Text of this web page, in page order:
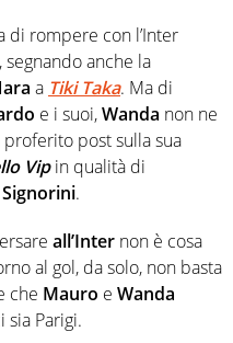
di rompere con l’Inter
segnando anche la
a Tiki Taka. Ma di
e i suoi,Wanda non ne
post sulla sua
Vipin qualità di
.
all’Inter non è cosa
al gol, da solo, non basta
che Mauro e Wanda
Parigi.